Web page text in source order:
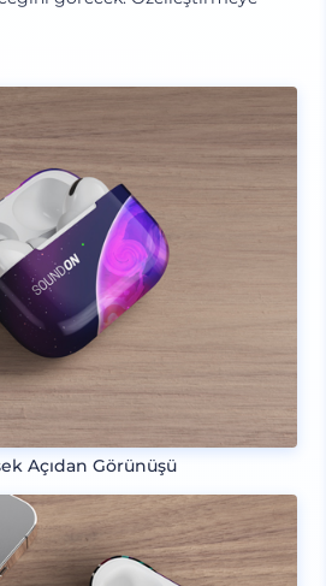
Açıdan Görünüşü